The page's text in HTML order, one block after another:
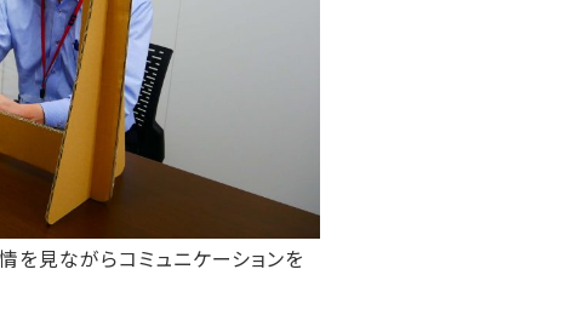
を見ながらコミュニケーションを